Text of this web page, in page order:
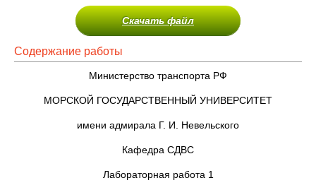
Скачать файл
Содержание работы
Министерство транспорта РФ
МОРСКОЙ ГОСУДАРСТВЕННЫЙ УНИВЕРСИТЕТ
имени адмирала Г. И. Невельского
Кафедра СДВС
Лабораторная работа 1